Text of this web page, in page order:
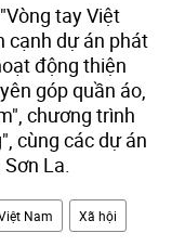
tay Việt
cạnh dự án phát
động thiện
góp quần áo,
chương trình
cùng các dự án
La.
Nam Xã hội